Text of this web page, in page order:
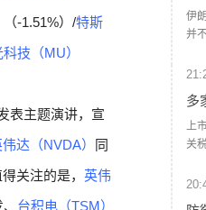
（-1.51%）/特斯
技（MU）
表主题演讲，宣
达（NVDA）
同
关注的是， 英伟
台积电（TSM）
伊
并
判
阿
放
忘
多
上
关
后